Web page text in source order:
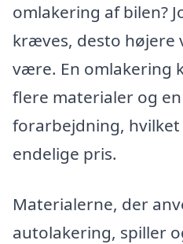
omlakering af bilen?
kræves, desto højere
være. En omlakering
flere materialer og
forarbejdning, hvilket
endelige pris.
Materialerne, der
autolakering, spiller